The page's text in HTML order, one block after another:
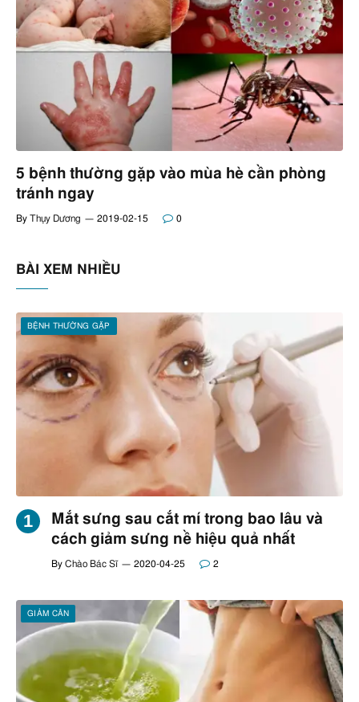
5 bệnh thường gặp vào mùa hè cần phòng
tránh ngay
By Thụy Dương 2019-02-15 0
BÀI XEM NHIỀU
BỆNH THƯỜNG GẶP
Mắt sưng sau cắt mí trong bao lâu và
cách giảm sưng nề hiệu quả nhất
By Chào Bác Sĩ 2020-04-25 2
GIẢM CÂN